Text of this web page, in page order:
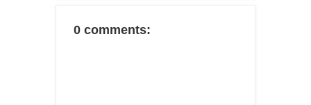
0 comments: